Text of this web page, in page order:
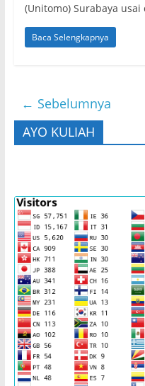
(Unitomo) Surabaya
Baca Selengkapnya
← Sebelumnya
AYO KULIAH